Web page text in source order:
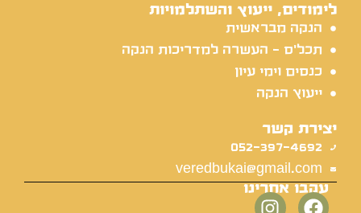
לימודים, ייעוץ והשתלמויות
הנקה מבראשית
תכל'ס - העשרה למדריכות הנקה
כנסים וימי עיון
ייעוץ הנקה
יצירת קשר
052-397-4692
veredbukai@gmail.com
עקבו אחרינו